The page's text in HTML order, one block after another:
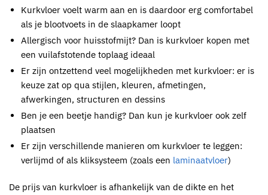
Kurkvloer voelt warm aan en is daardoor erg comfortabel
als je blootvoets in de slaapkamer loopt
Allergisch voor huisstofmijt? Dan is kurkvloer kopen met
een vuilafstotende toplaag ideaal
Er zijn ontzettend veel mogelijkheden met kurkvloer: er is
keuze zat op qua stijlen, kleuren, afmetingen,
afwerkingen, structuren en dessins
Ben je een beetje handig? Dan kun je kurkvloer ook zelf
plaatsen
Er zijn verschillende manieren om kurkvloer te leggen:
verlijmd of als kliksysteem (zoals een laminaatvloer)
De prijs van kurkvloer is afhankelijk van de dikte en het